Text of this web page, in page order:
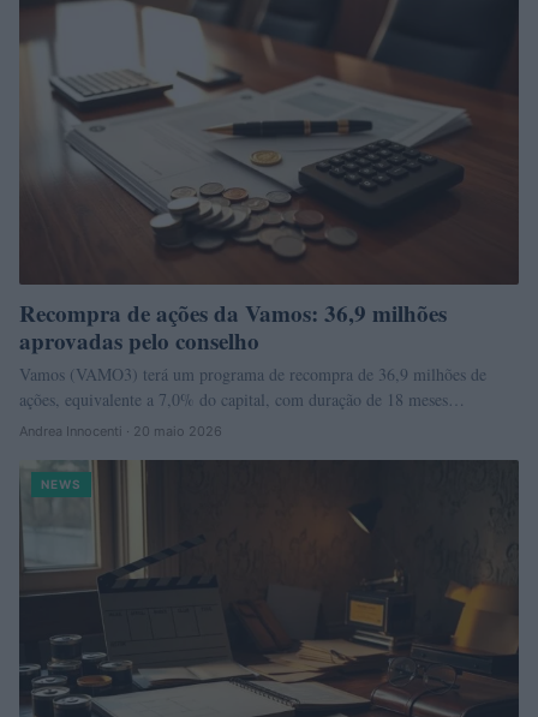
Recompra de ações da Vamos: 36,9 milhões
aprovadas pelo conselho
Vamos (VAMO3) terá um programa de recompra de 36,9 milhões de
ações, equivalente a 7,0% do capital, com duração de 18 meses…
Andrea Innocenti · 20 maio 2026
NEWS